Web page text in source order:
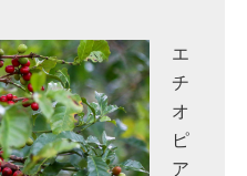
エ
チ
オ
ピ
ア